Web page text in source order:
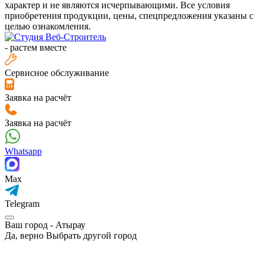
характер и не являются исчерпывающими. Все условия
приобретения продукции, цены, спецпредложения указаны с
целью ознакомления.
- растем вместе
Сервисное обслуживание
Заявка на расчёт
Заявка на расчёт
Whatsapp
Max
Telegram
Ваш город - Атырау
Да, верно Выбрать другой город